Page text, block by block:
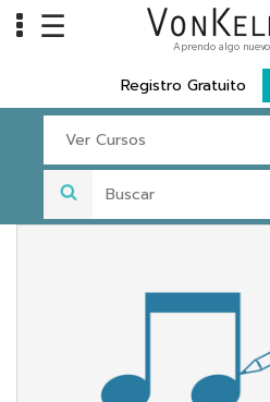
Home
Carreras
Costos
☰ Aprendo algo
Registro Gratuito
Ver Cursos